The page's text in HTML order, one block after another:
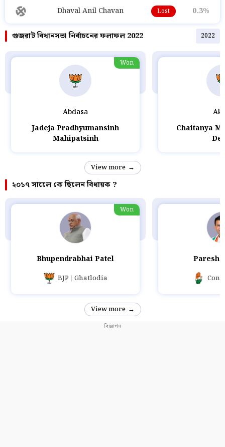
Dhaval Anil Chavan Lost 0.3%
গুজরাট বিধানসভা নির্বাচনের ফলাফল 2022 2022
Abdasa
Jadeja Pradhyumansinh
Mahipatsinh
Won
Chaitanya
View more
২০১৭ সালেে কে ছিলেন বিধায়ক ?
Bhupendrabhai Patel
BJP Ghatlodia
Won
Paresh
Cong
View more